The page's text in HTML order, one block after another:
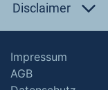
Disclaimer
Impressum
AGB